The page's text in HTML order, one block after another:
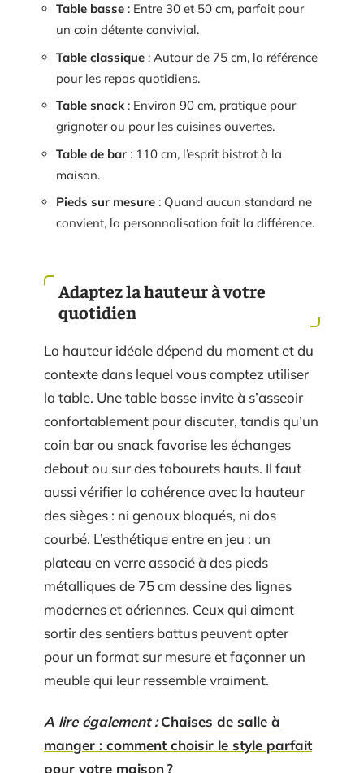
Table basse : Entre 30 et 50 cm, parfait pour
un coin détente convivial.
Table classique : Autour de 75 cm, la référence
pour les repas quotidiens.
Table snack: Environ 90 cm, pratique pour
grignoter ou pour les cuisines ouvertes.
Table de bar : 110 cm, l’esprit bistrot à la
maison.
Pieds sur mesure : Quand aucun standard ne
convient, la personnalisation fait la différence.
Adaptez la hauteur à votre
quotidien
La hauteur idéale dépend du moment et du
contexte dans lequel vous comptez utiliser
la table. Une table basse invite à s’asseoir
confortablement pour discuter, tandis qu’un
coin bar ou snack favorise les échanges
debout ou sur des tabourets hauts. Il faut
aussi vérifier la cohérence avec la hauteur
des sièges : ni genoux bloqués, ni dos
courbé. L’esthétique entre en jeu : un
plateau en verre associé à des pieds
métalliques de 75 cm dessine des lignes
modernes et aériennes. Ceux qui aiment
sortir des sentiers battus peuvent opter
pour un format sur mesure et façonner un
meuble qui leur ressemble vraiment.
A lire également : Chaises de salle à
manger : comment choisir le style parfait
pour votre maison ?